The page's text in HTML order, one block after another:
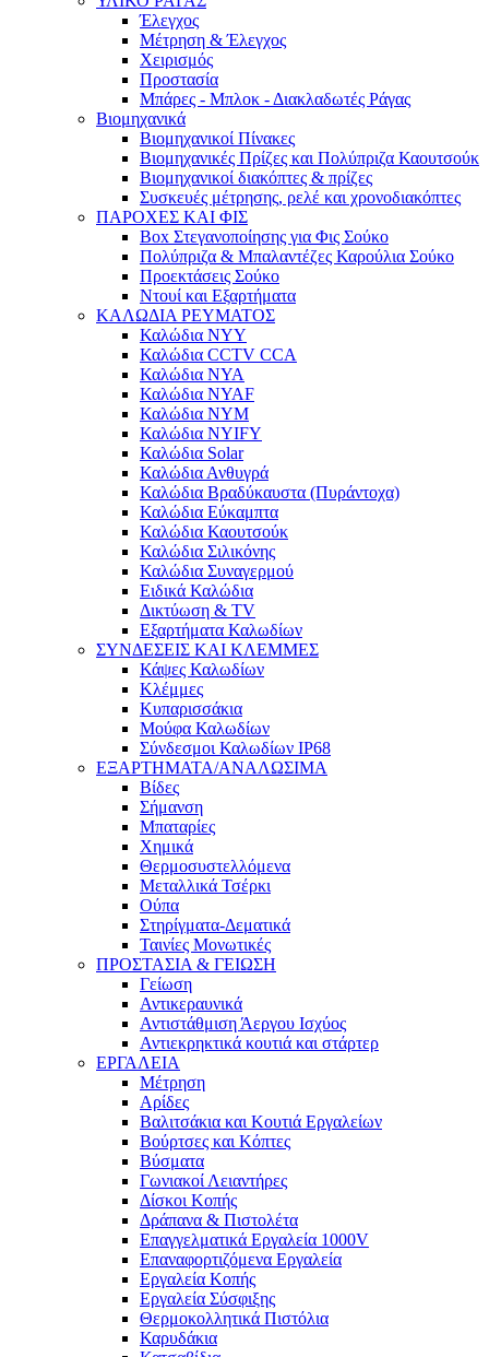
Έλεγχος
Μέτρηση & Έλεγχος
Χειρισμός
Προστασία
Μπάρες - Μπλοκ - Διακλαδωτές Ράγας
Βιομηχανικά
Βιομηχανικοί Πίνακες
Βιομηχανικές Πρίζες και Πολύπριζα Καουτσούκ
Βιομηχανικοί διακόπτες & πρίζες
Συσκευές μέτρησης, ρελέ και χρονοδιακόπτες
ΠΑΡΟΧΕΣ ΚΑΙ ΦΙΣ
Box Στεγανοποίησης για Φις Σούκο
Πολύπριζα & Μπαλαντέζες Καρούλια Σούκο
Προεκτάσεις Σούκο
Ντουί και Εξαρτήματα
ΚΑΛΩΔΙΑ ΡΕΥΜΑΤΟΣ
Καλώδια NYY
Καλώδια CCTV CCA
Καλώδια NYA
Καλώδια NYAF
Καλώδια NYM
Καλώδια NYIFY
Καλώδια Solar
Καλώδια Ανθυγρά
Καλώδια Βραδύκαυστα (Πυράντοχα)
Καλώδια Εύκαμπτα
Καλώδια Καουτσούκ
Καλώδια Σιλικόνης
Καλώδια Συναγερμού
Ειδικά Καλώδια
Δικτύωση & TV
Εξαρτήματα Καλωδίων
ΣΥΝΔΕΣΕΙΣ ΚΑΙ ΚΛΕΜΜΕΣ
Κάψες Καλωδίων
Κλέμμες
Κυπαρισσάκια
Μούφα Καλωδίων
Σύνδεσμοι Καλωδίων IP68
ΕΞΑΡΤΗΜΑΤΑ/ΑΝΑΛΩΣΙΜΑ
Βίδες
Σήμανση
Μπαταρίες
Χημικά
Θερμοσυστελλόμενα
Μεταλλικά Τσέρκι
Ούπα
Στηρίγματα-Δεματικά
Ταινίες Μονωτικές
ΠΡΟΣΤΑΣΙΑ & ΓΕΙΩΣΗ
Γείωση
Αντικεραυνικά
Αντιστάθμιση Άεργου Ισχύος
Αντιεκρηκτικά κουτιά και στάρτερ
ΕΡΓΑΛΕΙΑ
Μέτρηση
Αρίδες
Βαλιτσάκια και Κουτιά Εργαλείων
Βούρτσες και Κόπτες
Βύσματα
Γωνιακοί Λειαντήρες
Δίσκοι Κοπής
Δράπανα & Πιστολέτα
Επαγγελματικά Εργαλεία 1000V
Επαναφορτιζόμενα Εργαλεία
Εργαλεία Κοπής
Εργαλεία Σύσφιξης
Θερμοκολλητικά Πιστόλια
Καρυδάκια